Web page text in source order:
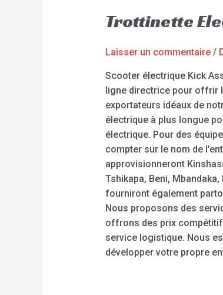
Trottinette
Laisser un commentaire /
Scooter électrique Kick
ligne directrice pour offrir
exportateurs idéaux de
électrique à plus longue
électrique. Pour des
compter sur le nom de
approvisionneront
Tshikapa, Beni,
fourniront également
Nous proposons des
offrons des prix
service logistique. Nous
développer votre propre